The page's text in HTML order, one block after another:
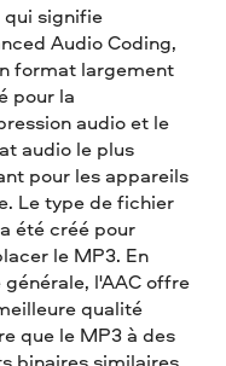
qui signifie
Audio Coding,
format largement
pour la
audio et le
audio le plus
pour les appareils
Le type de fichier
été créé pour
le MP3. En
générale, l'AAC offre
qualité
que le MP3 à des